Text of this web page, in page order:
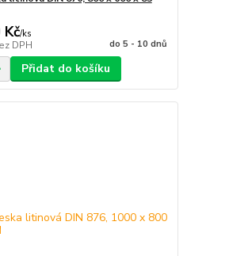
/ks
DPH do 5 - 10 dnů
Přidat do košíku